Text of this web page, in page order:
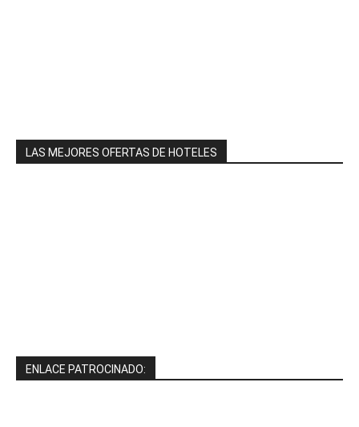
LAS MEJORES OFERTAS DE HOTELES
ENLACE PATROCINADO: